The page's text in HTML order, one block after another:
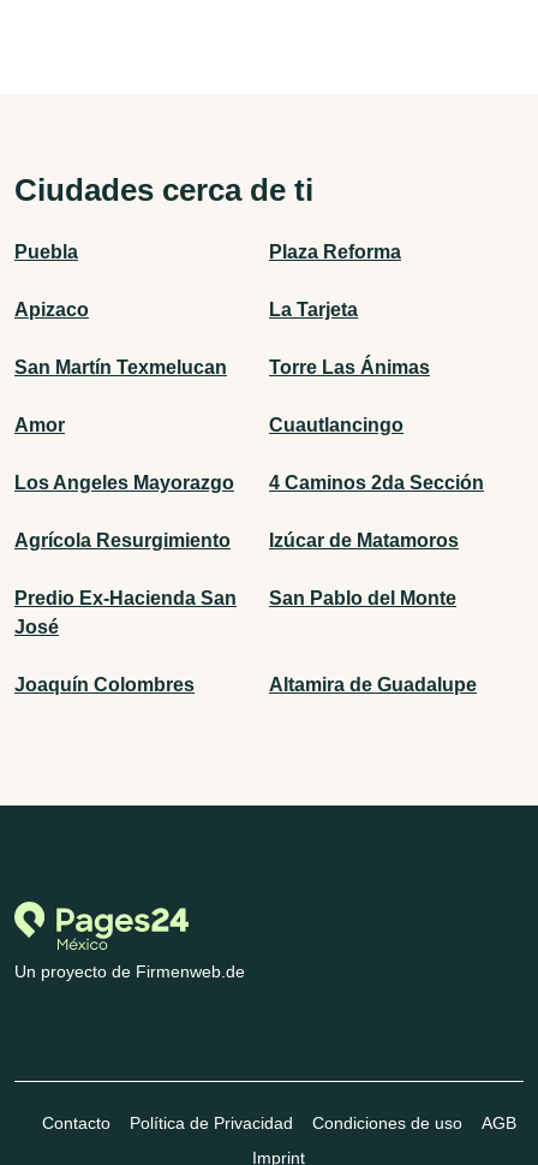
Ciudades cerca de ti
Puebla Plaza Reforma
Apizaco La Tarjeta
San Martín Texmelucan Torre Las Ánimas
Amor Cuautlancingo
Los Angeles Mayorazgo 4 Caminos 2da Sección
Agrícola Resurgimiento Izúcar de Matamoros
Predio Ex-Hacienda San
José
San Pablo del Monte
Joaquín Colombres Altamira de Guadalupe
Un proyecto de Firmenweb.de
Contacto Política de Privacidad Condiciones de uso
AGB
Imprint